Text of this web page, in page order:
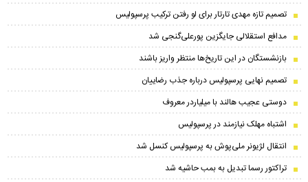
تصمیم تازه مهدی تارتار برای لو رفتن ترکیب پرسپولیس
مدافع استقلالی جایگزین پورعلی‌گنجی شد
بازنشستگان در این تاریخ‌ها منتظر واریز باشند
تصمیم نهایی پرسپولیس درباره جذب رضاییان
دوستی عجیب هالند با میلیاردر معروف
اشتباه مهلک نیازمند در پرسپولیس
انتقال لژیونر ملی‌پوش به پرسپولیس کنسل شد
تراکتور رسما تبدیل به بمب حاشیه شد